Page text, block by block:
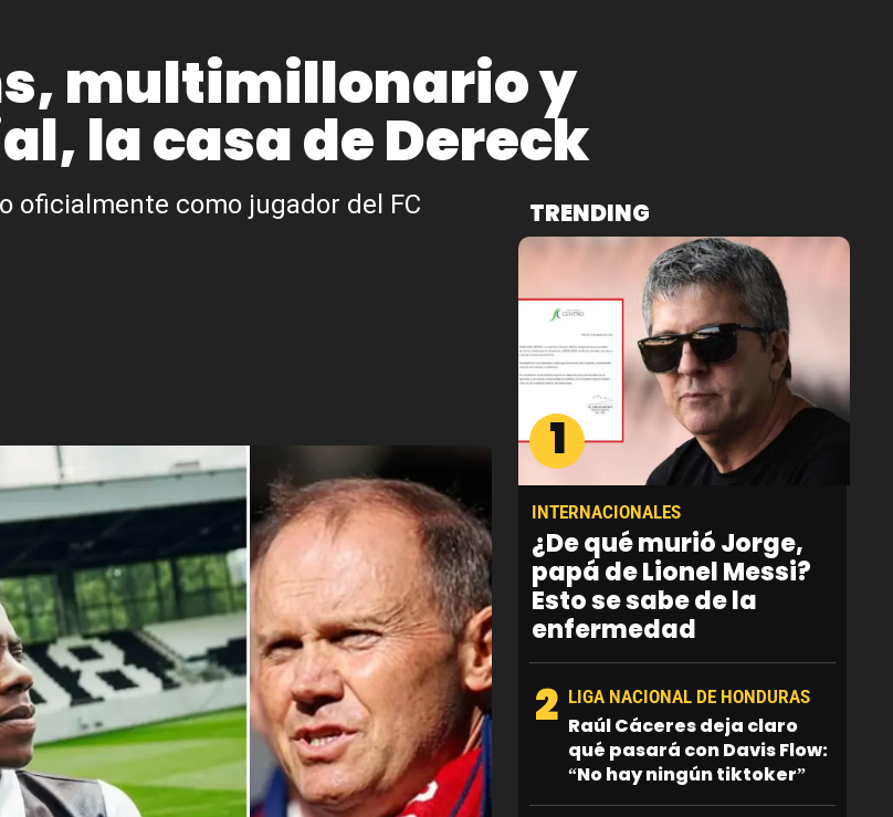
multimillonario y
la casa de Dereck
oficialmente como jugador del FC
TRENDING
1
INTERNACIONALES
¿De qué murió Jorge,
papá de Lionel Messi?
Esto se sabe de la
enfermedad
2 LIGA NACIONAL DE HONDURAS
Raúl Cáceres deja claro
qué pasará con Davis Flow:
“No hay ningún tiktoker”